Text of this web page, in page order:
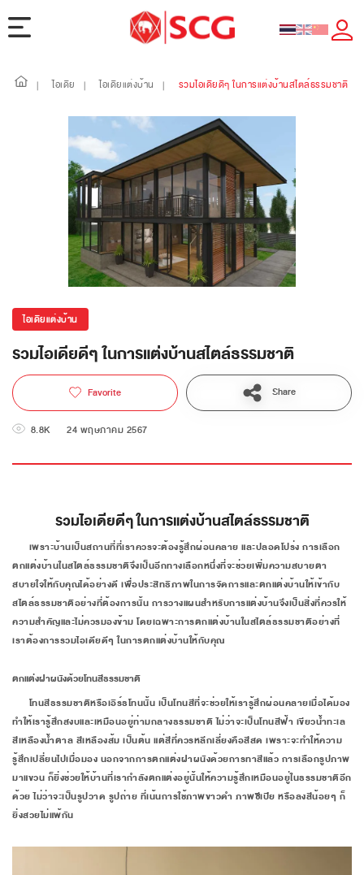
| ไอเดีย | ไอเดียแต่งบ้าน | รวมไอเดียดีๆ ในการแต่งบ้านสไตล์ธรรมชาติ
ไอเดียแต่งบ้าน
รวมไอเดียดีๆ ในการแต่งบ้านสไตล์ธรรมชาติ
Favorite Share
8.8K 24 พฤษภาคม 2567
รวมไอเดียดีๆ ในการแต่งบ้านสไตล์ธรรมชาติ
เพราะบ้านเป็นสถานที่ที่เราควรจะต้องรู้สึกผ่อนคลาย และปลอดโปร่ง การเลือก
ตกแต่งบ้านในสไตล์ธรรมชาติจึงเป็นอีกทางเลือกหนึ่งที่จะช่วยเพิ่มความสบายตา
สบายใจให้กับคุณได้อย่างดี เพื่อประสิทธิภาพในการจัดการและตกแต่งบ้านให้เข้ากับ
สไตล์ธรรมชาติอย่างที่ต้องการนั้น การวางแผนสำหรับการแต่งบ้านจึงเป็นสิ่งที่ควรให้
ความสำคัญและไม่ควรมองข้าม โดยเฉพาะการตกแต่งบ้านในสไตล์ธรรมชาติอย่างที่
เราต้องการรวมไอเดียดีๆ ในการตกแต่งบ้านให้กับคุณ
ตกแต่งฝาผนังด้วยโทนสีธรรมชาติ
โทนสีธรรมชาติหรือเอิร์ธโทนนั้น เป็นโทนสีที่จะช่วยให้เรารู้สึกผ่อนคลายเมื่อได้มอง
ทำให้เรารู้สึกสงบและเหมือนอยู่ท่ามกลางธรรมชาติ ไม่ว่าจะเป็นโทนสีฟ้า เขียวน้ำทะเล
สีเหลืองน้ำตาล สีเหลืองส้ม เป็นต้น แต่สีที่ควรหลีกเลี่ยงคือสีสด เพราะจะทำให้ความ
รู้สึกเปลี่ยนไปเมื่อมอง นอกจากการตกแต่งฝาผนังด้วยการทาสีแล้ว การเลือกรูปภาพ
มาแขวน ก็ยิ่งช่วยให้บ้านที่เรากำลังตกแต่งอยู่นั้นให้ความรู้สึกเหมือนอยู่ในธรรมชาติอีก
ด้วย ไม่ว่าจะเป็นรูปวาด รูปถ่าย ที่เน้นการใช้ภาพขาวดำ ภาพซีเปีย หรือลงสีน้อยๆ ก็
ยิ่งสวยไม่แพ้กัน